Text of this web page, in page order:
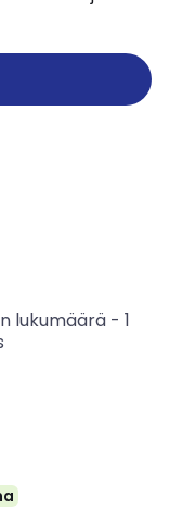
lukumäärä- 1